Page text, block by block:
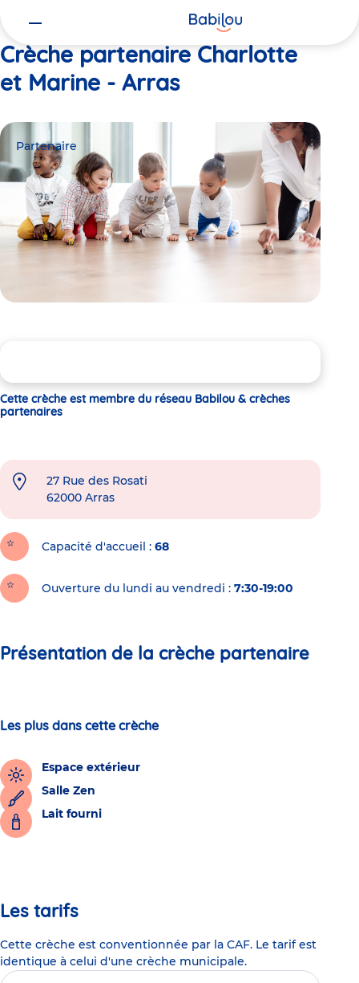
Crèche partenaire Charlotte
et Marine - Arras
Partenaire
Cette crèche est membre du réseau Babilou & crèches
partenaires
27 Rue des Rosati
62000 Arras
Capacité d'accueil 68
Ouverture du lundi au vendredi : 7:30-19:00
Présentation de la crèche partenaire
Les plus dans cette crèche
Espace extérieur
Salle Zen
Lait fourni
Les tarifs
Cette crèche est conventionnée par la CAF. Le tarif est
identique à celui d'une crèche municipale.